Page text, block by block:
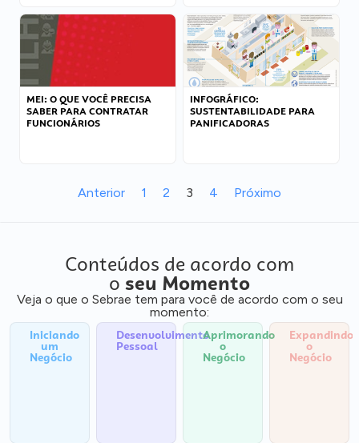
MEI: O QUE VOCÊ PRECISA
SABER PARA CONTRATAR
FUNCIONÁRIOS
INFOGRÁFICO:
SUSTENTABILIDADE PARA
PANIFICADORAS
Anterior 1 2 3 4 Próximo
Conteúdos de acordo com
o seu Momento
Veja o que o Sebrae tem para você de acordo com o seu
momento:
Iniciando
um
Negócio
Desenvolvimento
Pessoal
Aprimorando
o
Negócio
Expandindo
o
Negócio